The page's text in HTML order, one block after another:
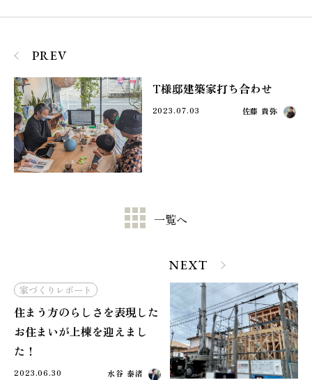
PREV
T様邸建築家打ち合わせ
2023.07.03 佐藤 貴弥
一覧へ
NEXT
家づくりレポート
住まう方のらしさを表現した
お住まいが上棟を迎えまし
た！
2023.06.30 水谷 泰渚